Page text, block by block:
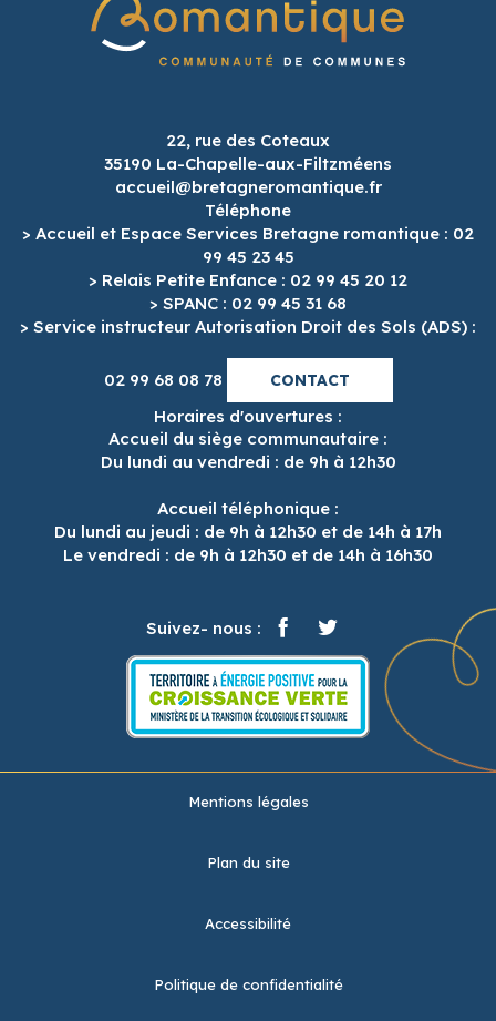
22, rue des Coteaux
35190 La-Chapelle-aux-Filtzméens
accueil@bretagneromantique.fr
Téléphone
> Accueil et Espace Services Bretagne romantique : 02
99 45 23 45
> Relais Petite Enfance : 02 99 45 20 12
> SPANC : 02 99 45 31 68
> Service instructeur Autorisation Droit des Sols (ADS) :
02 99 68 08 78 CONTACT
Horaires d'ouvertures :
Accueil du siège communautaire :
Du lundi au vendredi : de 9h à 12h30
Accueil téléphonique :
Du lundi au jeudi : de 9h à 12h30 et de 14h à 17h
Le vendredi : de 9h à 12h30 et de 14h à 16h30
Suivez- nous :
Mentions légales
Plan du site
Accessibilité
Politique de confidentialité